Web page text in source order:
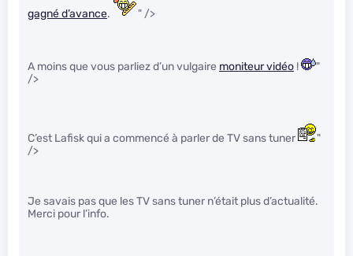
gagné d’avance. " />
A moins que vous parliez d’un vulgaire moniteur vidéo !
"
/>
C’est Lafisk qui a commencé à parler de TV sans tuner
"
/>
Je savais pas que les TV sans tuner n’était plus d’actualité.
Merci pour l’info.